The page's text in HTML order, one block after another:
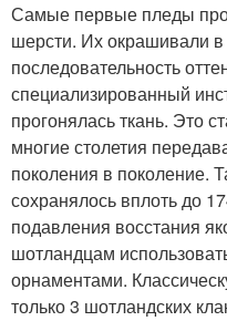
Самые первые пледы
шерсти. Их окрашивали в
последовательность
специализированный
прогонялась ткань. Это
многие столетия
поколения в поколение.
сохранялось вплоть до
подавления восстания
шотландцам
орнаментами.
только 3 шотландских